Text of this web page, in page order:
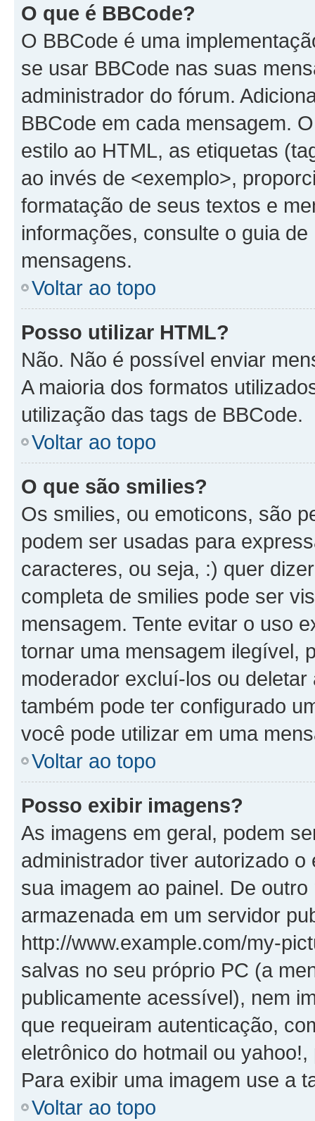
O que é BBCode?
O BBCode é uma
se usar BBCode nas suas
administrador do fórum.
BBCode em cada mensagem.
estilo ao HTML, as etiquetas
ao invés de <exemplo>,
formatação de seus textos e
informações, consulte o guia
mensagens.
Voltar ao topo
Posso utilizar HTML?
Não. Não é possível enviar
A maioria dos formatos
utilização das tags de BBCode.
Voltar ao topo
O que são smilies?
Os smilies, ou emoticons, são
podem ser usadas para
caracteres, ou seja, :) quer
completa de smilies pode ser
mensagem. Tente evitar o uso
tornar uma mensagem ilegível,
moderador excluí-los ou
também pode ter configurado
você pode utilizar em uma
Voltar ao topo
Posso exibir imagens?
As imagens em geral, podem
administrador tiver autorizado
sua imagem ao painel. De
armazenada em um servidor
http://www.example.com/my-
salvas no seu próprio PC (a
publicamente acessível), nem
que requeiram autenticação,
eletrônico do hotmail ou
Para exibir uma imagem use a
Voltar ao topo